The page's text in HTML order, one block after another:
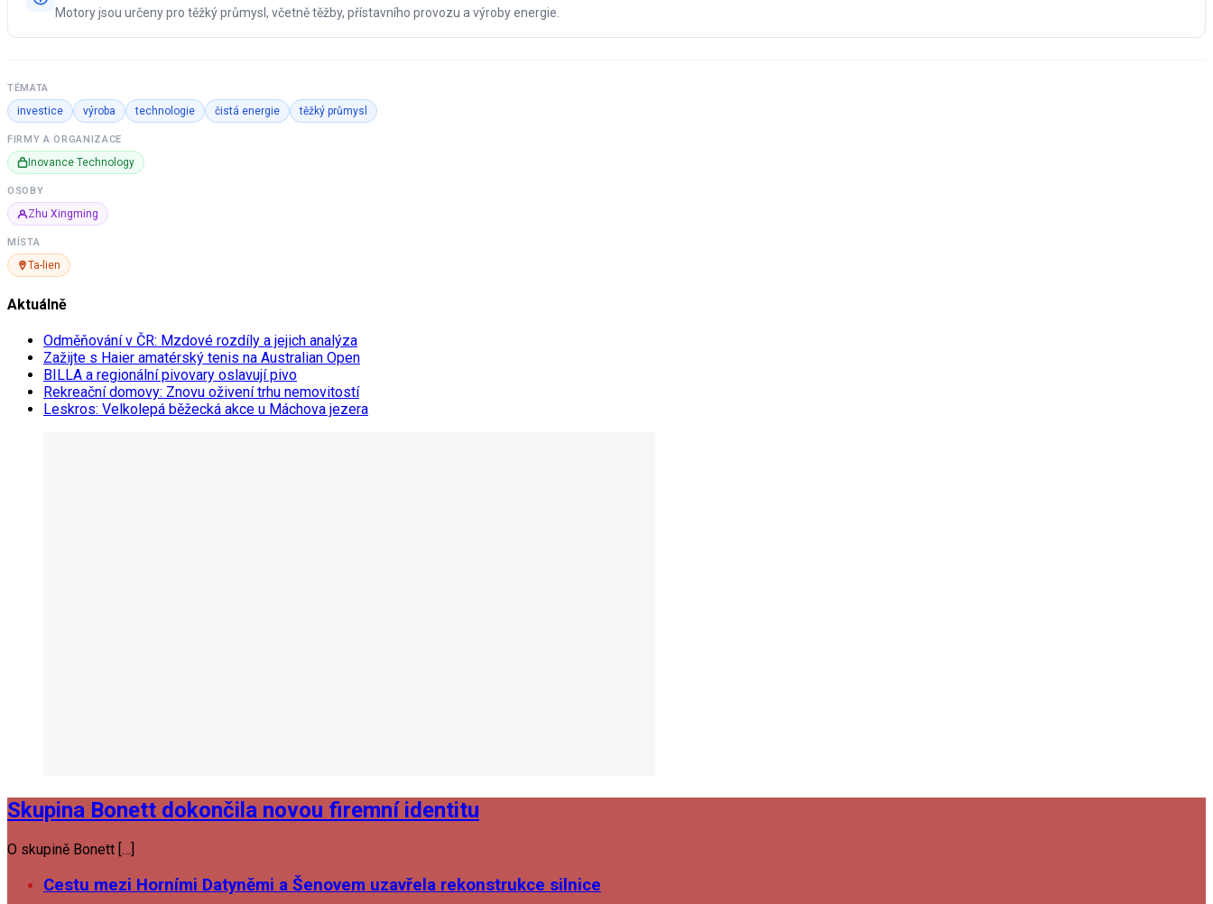
Motory jsou určeny pro těžký průmysl, včetně těžby, přístavního provozu a výroby energie.
TÉMATA
investice výroba technologie čistá energie těžký průmysl
FIRMY A ORGANIZACE
Inovance Technology
OSOBY
Zhu Xingming
MÍSTA
Ta-lien
Aktuálně
Odměňování v ČR: Mzdové rozdíly a jejich analýza
Zažijte s Haier amatérský tenis na Australian Open
BILLA a regionální pivovary oslavují pivo
Rekreační domovy: Znovu oživení trhu nemovitostí
Leskros: Velkolepá běžecká akce u Máchova jezera
Skupina Bonett dokončila novou firemní identitu
O skupině Bonett […]
Cestu mezi Horními Datyněmi a Šenovem uzavřela rekonstrukce silnice